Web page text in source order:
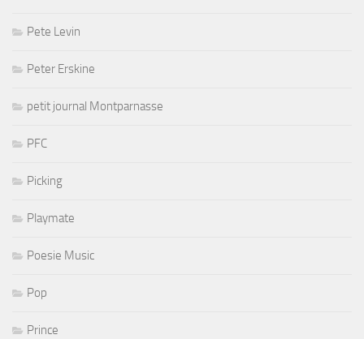
Pete Levin
Peter Erskine
petit journal Montparnasse
PFC
Picking
Playmate
Poesie Music
Pop
Prince